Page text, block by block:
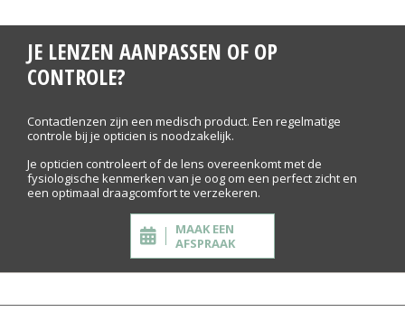
JE LENZEN AANPASSEN OF OP
CONTROLE?
Contactlenzen zijn een medisch product. Een regelmatige
controle bij je opticien is noodzakelijk.
Je opticien controleert of de lens overeenkomt met de
fysiologische kenmerken van je oog om een perfect zicht en
een optimaal draagcomfort te verzekeren.
MAAK EEN
AFSPRAAK